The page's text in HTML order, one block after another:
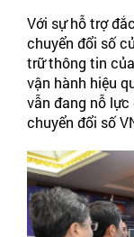
Với sự hỗ trợ
chuyển đổi số
trữ thông tin
vận hành hiệu
vẫn đang nỗ
chuyển đổi số